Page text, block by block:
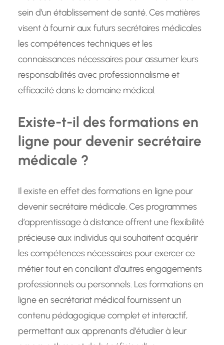
sein d’un établissement de santé. Ces matières
visent à fournir aux futurs secrétaires médicales
les compétences techniques et les
connaissances nécessaires pour assumer leurs
responsabilités avec professionnalisme et
efficacité dans le domaine médical.
Existe-t-il des formations en
ligne pour devenir secrétaire
médicale ?
Il existe en effet des formations en ligne pour
devenir secrétaire médicale. Ces programmes
d’apprentissage à distance offrent une flexibilité
précieuse aux individus qui souhaitent acquérir
les compétences nécessaires pour exercer ce
métier tout en conciliant d’autres engagements
professionnels ou personnels. Les formations en
ligne en secrétariat médical fournissent un
contenu pédagogique complet et interactif,
permettant aux apprenants d’étudier à leur